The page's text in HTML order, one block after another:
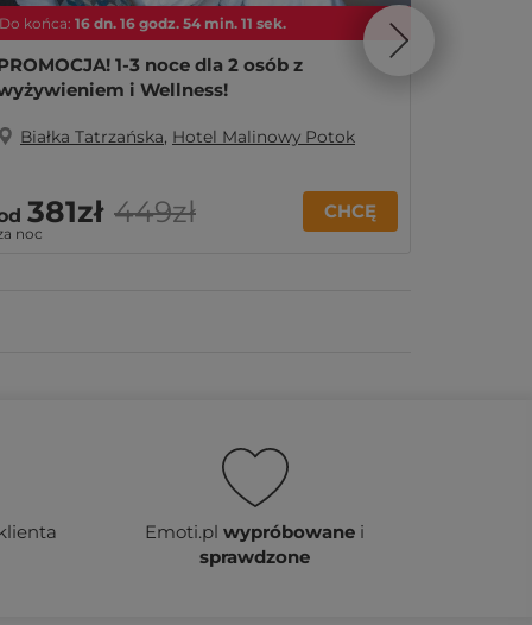
Do końca: 16 dn. 16 godz. 54 min. 10 sek.
1-3 noce dla 2 osób z
i Wellness!
Białka Tatrzańska, Hotel Malinowy Potok
381zł
noc
449zł CHCĘ
Emoti.plwypróbowane i
sprawdzone